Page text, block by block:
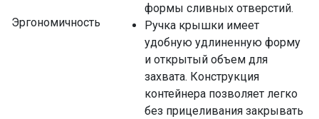
Эргономичность
формы сливных отверстий.
Ручка крышки имеет
удобную удлиненную форму
и открытый объем для
захвата. Конструкция
контейнера позволяет легко
без прицеливания закрывать